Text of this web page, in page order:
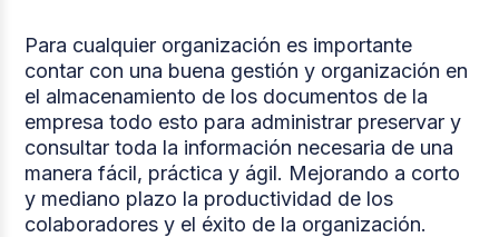
Para cualquier organización es importante
contar con una buena gestión y organización en
el almacenamiento de los documentos de la
empresa todo esto para administrar preservar y
consultar toda la información necesaria de una
manera fácil, práctica y ágil. Mejorando a corto
y mediano plazo la productividad de los
colaboradores y el éxito de la organización.